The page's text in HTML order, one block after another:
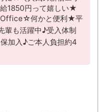
1850円って嬉しい★
Office☆何かと便利★平
輩も活躍中♪受入体制
加入♪ご本人負担約4